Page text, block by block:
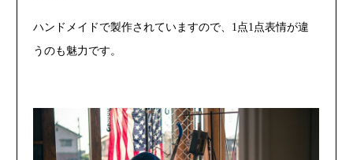
ハンドメイドで製作されていますので、1点1点表情が違
うのも魅力です。